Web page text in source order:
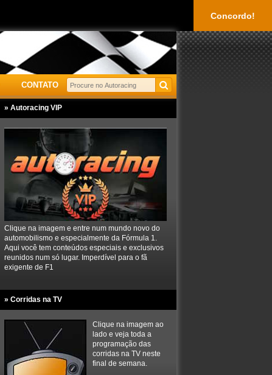
Concordo!
CONTATO
» Autoracing VIP
Clique na imagem e entre num mundo novo do
automobilismo e especialmente da Fórmula 1.
Aqui você tem conteúdos especiais e exclusivos
reunidos num só lugar. Imperdível para o fã
exigente de F1
» Corridas na TV
Clique na imagem ao
lado e veja toda a
programação das
corridas na TV neste
final de semana.